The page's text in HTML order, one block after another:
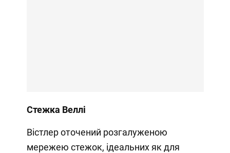
Стежка Веллі
Вістлер оточений розгалуженою
мережею стежок, ідеальних як для